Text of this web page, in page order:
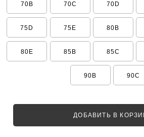
70B 70C 70D
75D 75E 80B
80E 85B 85C
90B 90C
ДОБАВИТЬ В